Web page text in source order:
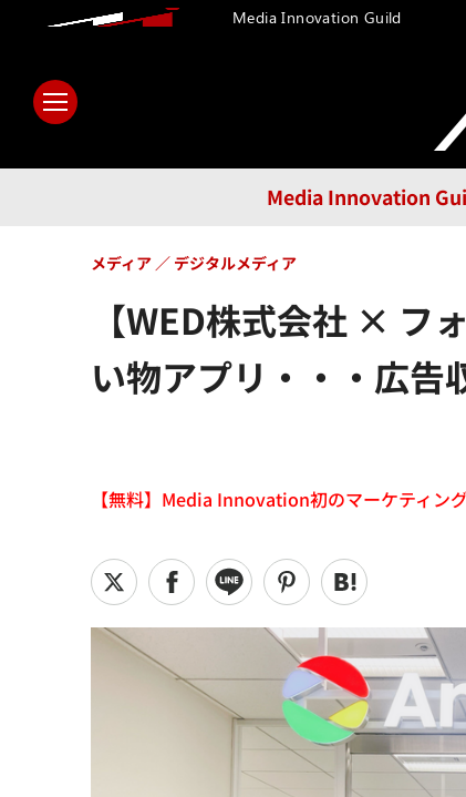
Media Innovation
メディア テク
【WED株式会社 × フ
い物アプリ・・・広告
メディア デジタルメディア
【無料】Media Innovation初のマーケティン
Media Innovation Guild